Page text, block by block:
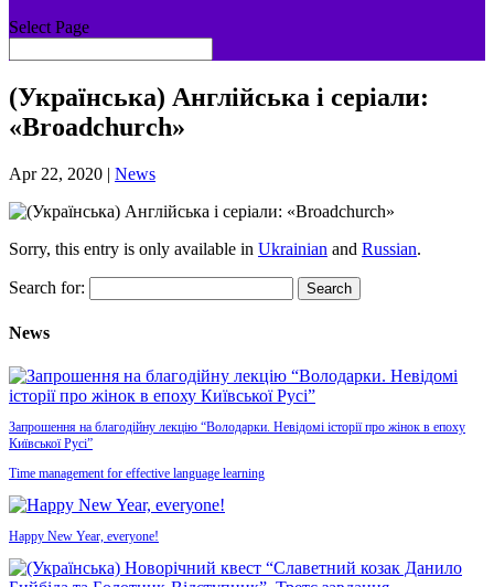
Select Page
(Українська) Англійська і серіали:
«Broadchurch»
Apr 22, 2020 | News
Sorry, this entry is only available in Ukrainian and Russian.
Search for:
News
Запрошення на благодійну лекцію “Володарки. Невідомі історії про жінок в епоху
Київської Русі”
Time management for effective language learning
Happy New Year, everyone!